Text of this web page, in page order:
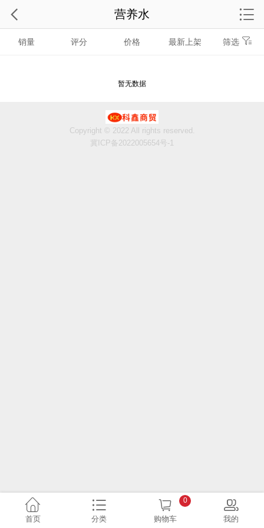
销量 评分 价格 最新上架 筛选
暂无数据
营养水
Copyright © 2022 All rights reserved.
冀ICP备2022005654号-1
首页 分类 购物车
0
我的